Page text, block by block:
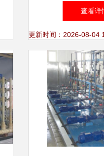
与贵港中水回用
践
查看详
更新时间：2026-08-04